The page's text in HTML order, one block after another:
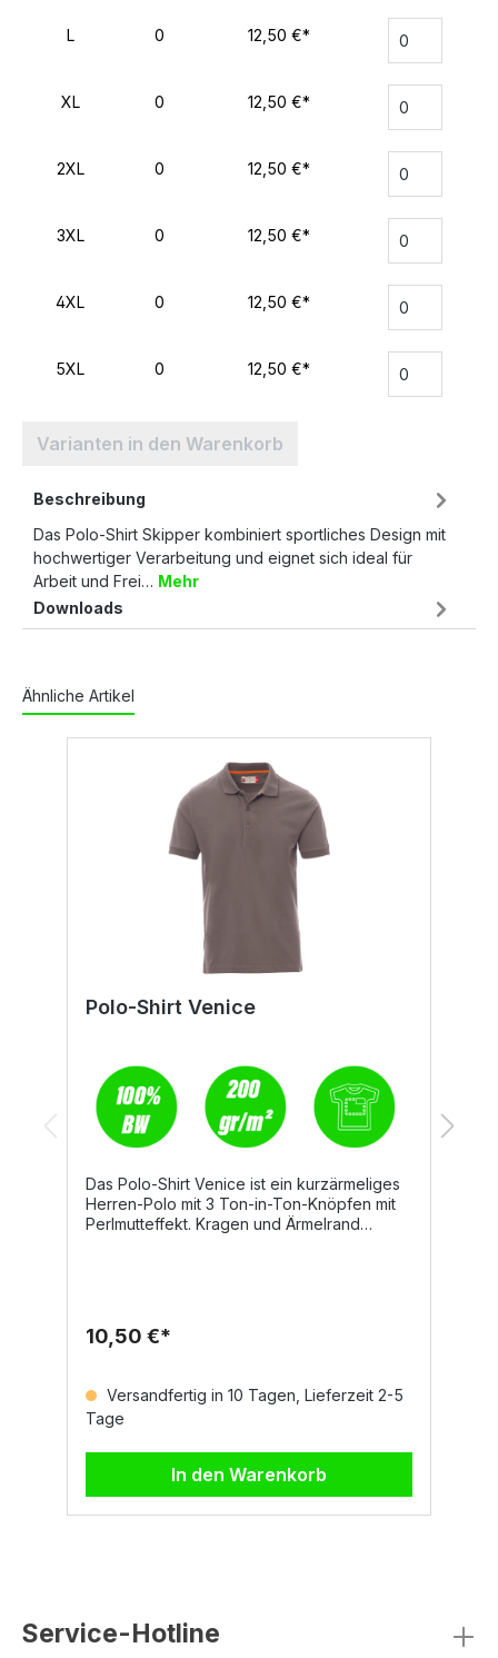
L 0 12,50 €*
XL 0 12,50 €*
2XL 0 12,50 €*
3XL 0 12,50 €*
4XL 0 12,50 €*
5XL 0 12,50 €*
Varianten in den Warenkorb
Beschreibung
Das Polo-Shirt Skipper kombiniert sportliches Design mit
hochwertiger Verarbeitung und eignet sich ideal für
Arbeit und Frei… Mehr
Downloads
Ähnliche Artikel
Polo-Shirt Venice
Das Polo-Shirt Venice ist ein kurzärmeliges
Herren-Polo mit 3 Ton-in-Ton-Knöpfen mit
Perlmutteffekt. Kragen und Ärmelrand
erhältlich.Eigenschaften und Material100%
Weiß, Marineblau, Königsblau,
RauchgrauAuf Anfrage auch in Gelb,
und weiteren Farbtönen erhältlichJetzt
10,50 €*
Versandfertig in 10 Tagen, Lieferzeit 2-5
Tage
In den Warenkorb
Service-Hotline